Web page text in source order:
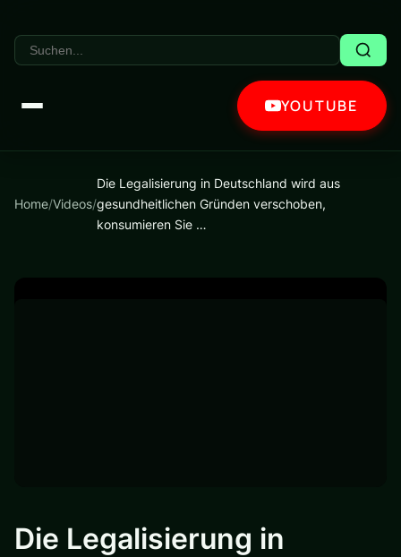
YOUTUBE
Home/Videos/
Die Legalisierung in Deutschland wird aus
gesundheitlichen Gründen verschoben,
konsumieren Sie …
Die Legalisierung in